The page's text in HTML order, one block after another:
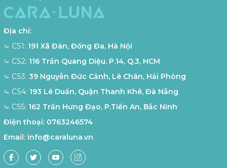
Địa chỉ:
⤿ CS1: 191 Xã Đàn, Đống Đa, Hà Nội
⤿ CS2: 116 Trần Quang Diệu, P.14, Q.3, HCM
⤿ CS3: 39 Nguyễn Đức Cảnh, Lê Chân, Hải Phòng
⤿ CS4: 193 Lê Duẩn, Quận Thanh Khê, Đà Nẵng
⤿ CS5: 162 Trần Hưng Đạo, P.Tiền An, Bắc Ninh
Điện thoại: 0763246574
Email: info@caraluna.vn